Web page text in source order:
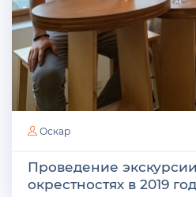
Оскар
Проведение
окрестностях в 2019